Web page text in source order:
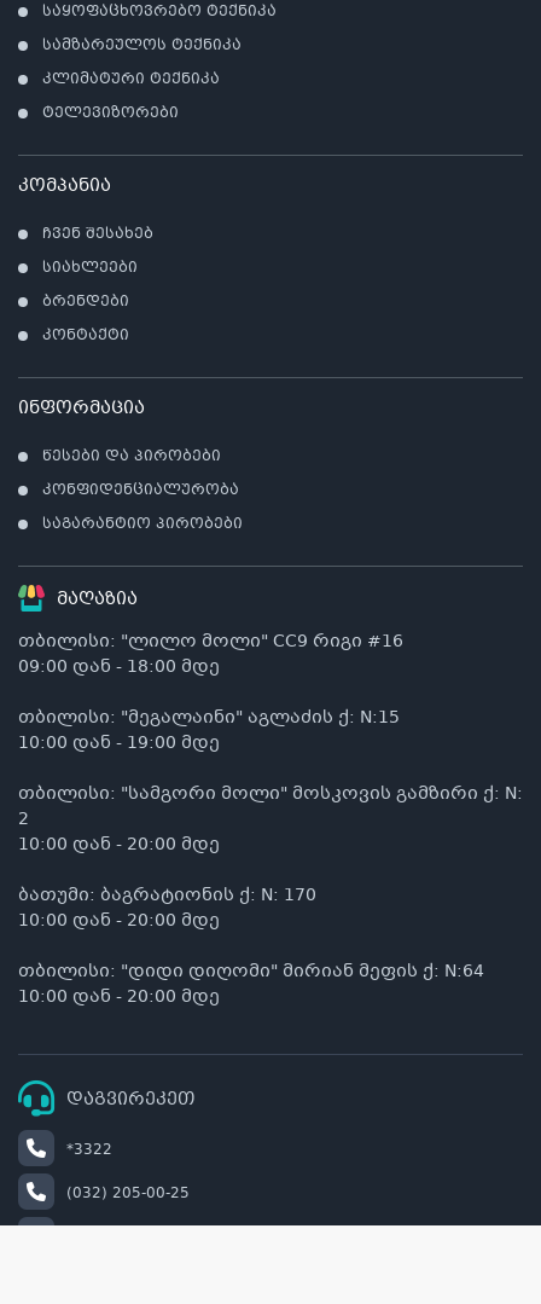
საყოფაცხოვრებო ტექნიკა
სამზარეულოს ტექნიკა
კლიმატური ტექნიკა
ტელევიზორები
კომპანია
ჩვენ შესახებ
სიახლეები
ბრენდები
კონტაქტი
ინფორმაცია
წესები და პირობები
კონფიდენციალურობა
საგარანტიო პირობები
მაღაზია
თბილისი: "ლილო მოლი" CC9 რიგი #16
09:00 დან - 18:00 მდე
თბილისი: "მეგალაინი" აგლაძის ქ: N:15
10:00 დან - 19:00 მდე
თბილისი: "სამგორი მოლი" მოსკოვის გამზირი ქ: N:
2
10:00 დან - 20:00 მდე
ბათუმი: ბაგრატიონის ქ: N: 170
10:00 დან - 20:00 მდე
თბილისი: "დიდი დიღომი" მირიან მეფის ქ: N:64
10:00 დან - 20:00 მდე
დაგვირეკეთ
*3322
(032) 205-00-25